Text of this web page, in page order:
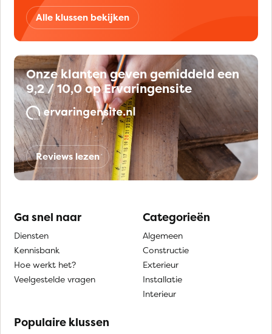
Alle klussen bekijken
Onze klanten geven gemiddeld een
9,2 / 10,0 op Ervaringensite
Reviews lezen
Ga snel naar
Diensten
Kennisbank
Hoe werkt het?
Veelgestelde vragen
Categorieën
Algemeen
Constructie
Exterieur
Installatie
Interieur
Populaire klussen